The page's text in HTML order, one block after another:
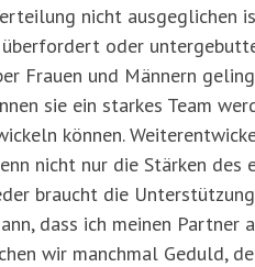
nicht ausgeglichen
überfordert oder
Frauen und Männern
sie ein starkes Team
können.
nicht nur die Stärken des
braucht die
dass ich meinen Partner
wir manchmal Geduld,